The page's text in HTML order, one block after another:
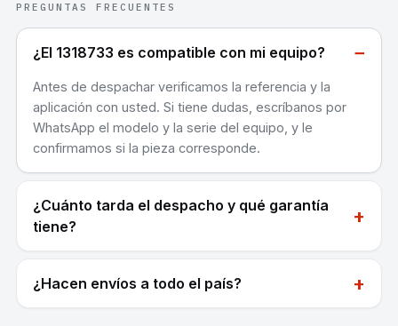
PREGUNTAS FRECUENTES
¿El 1318733 es compatible con mi equipo? −
Antes de despachar verificamos la referencia y la
aplicación con usted. Si tiene dudas, escríbanos por
WhatsApp el modelo y la serie del equipo, y le
confirmamos si la pieza corresponde.
¿Cuánto tarda el despacho y qué garantía
tiene?
+
¿Hacen envíos a todo el país? +